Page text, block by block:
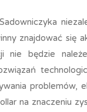
znajdować się
nie będzie
problemów,
na znaczeniu